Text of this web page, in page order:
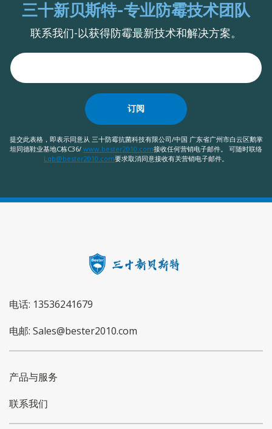
三十新贝斯特-专业防霉技术团队
联系我们-以获得防霉最新技术和解决方案。
订阅
提交此表格，即表示同意从 三十防霉抗菌科技有限公司/中国 广东省广州市白云区鹅掌
坦同德鞋业基地C栋C36/ www.bester2010.com接收任何营销电子邮件。 可随时联络
Lqb@bester2010.com要求取消同意接收有关营销电子邮件。
电话: 13536241679
电邮: Sales@bester2010.com
产品与服务
联系我们